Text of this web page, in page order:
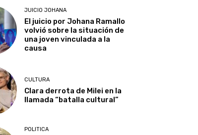
JUICIO JOHANA
El juicio por Johana Ramallo
volvió sobre la situación de
una joven vinculada a la
causa
CULTURA
Clara derrota de Milei en la
llamada “batalla cultural”
POLITICA